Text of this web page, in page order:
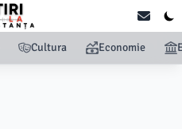
Cultura Economie